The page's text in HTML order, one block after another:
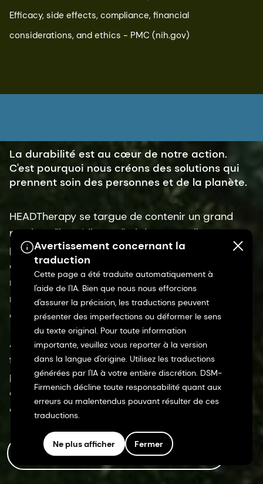
**Hair loss is a drug claim in USA​
***based on literature for oral use
**** Treatment options for androgenetic alopecia:
Efficacy, side effects, compliance, financial
considerations, and ethics - PMC (nih.gov)
La durabilité est au cœur de notre action.
C'est pourquoi nous créons des solutions qui
prennent soin des personnes et de la planète.
HEADTherapy se targue de contenir un grand
provenant de sources responsables et détenant
de nombreuses certifications durables. Cette
réussite est le résultat de la mise en œuvre des
Avertissement concernant la
traduction
Cette page a été traduite automatiquement à
l'aide de l'IA. Bien que nous nous efforcions
d'assurer la précision, les traductions peuvent
présenter des imperfections ou déformer le sens
du texte original. Pour toute information
importante, veuillez vous reporter à la version
dans la langue d'origine. Utilisez les traductions
générées par l'IA à votre entière discrétion. DSM-
Firmenich décline toute responsabilité quant aux
erreurs ou malentendus pouvant résulter de ces
traductions.
Ne plus afficher Fermer